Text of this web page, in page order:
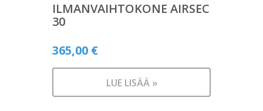
ILMANVAIHTOKONE AIRSEC
30
365,00 €
LUE LISÄÄ »